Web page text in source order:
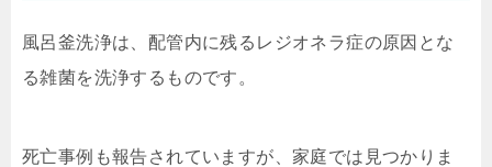
風呂釜洗浄は、配管内に残るレジオネラ症の原因とな
る雑菌を洗浄するものです。
死亡事例も報告されていますが、家庭では見つかりま